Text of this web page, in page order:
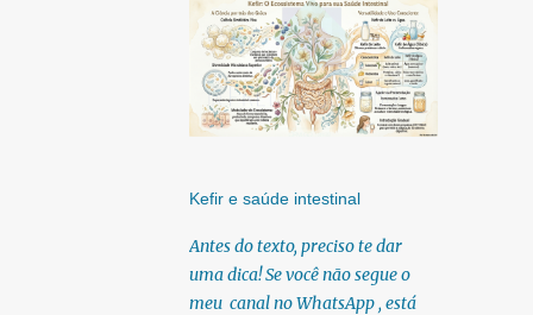
Kefir e saúde intestinal
Antes do texto, preciso te dar
uma dica! Se você não segue o
meu canal no WhatsApp , está